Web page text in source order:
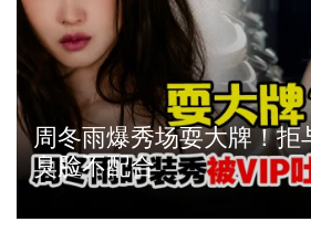
周冬雨爆秀场耍大牌！拒
臭脸不配合